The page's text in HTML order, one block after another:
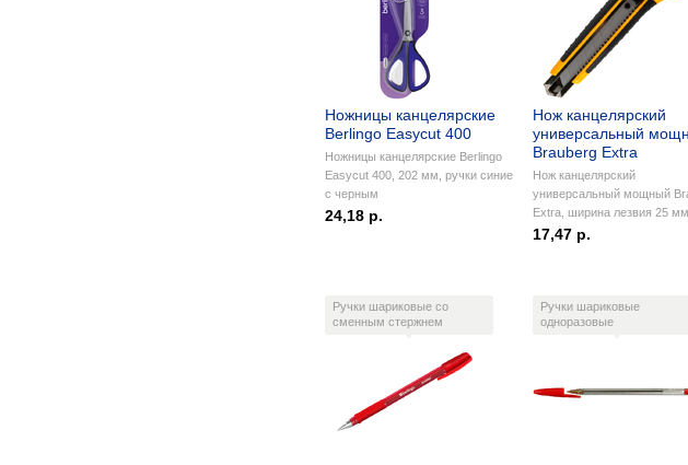
Ножницы канцелярские
Berlingo Easycut 400
Ножницы канцелярские Berlingo
Easycut 400, 202 мм, ручки синие
с черным
24,18 р.
Нож канцелярский
универсальный
Brauberg Extra
Нож канцелярский
универсальный мощный
Extra, ширина лезвия 25 мм
17,47 р.
Ручки шариковые со
сменным стержнем
Ручки шариковые
одноразовые